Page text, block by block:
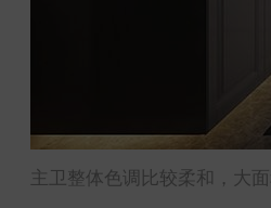
主卫整体色调比较柔和，大